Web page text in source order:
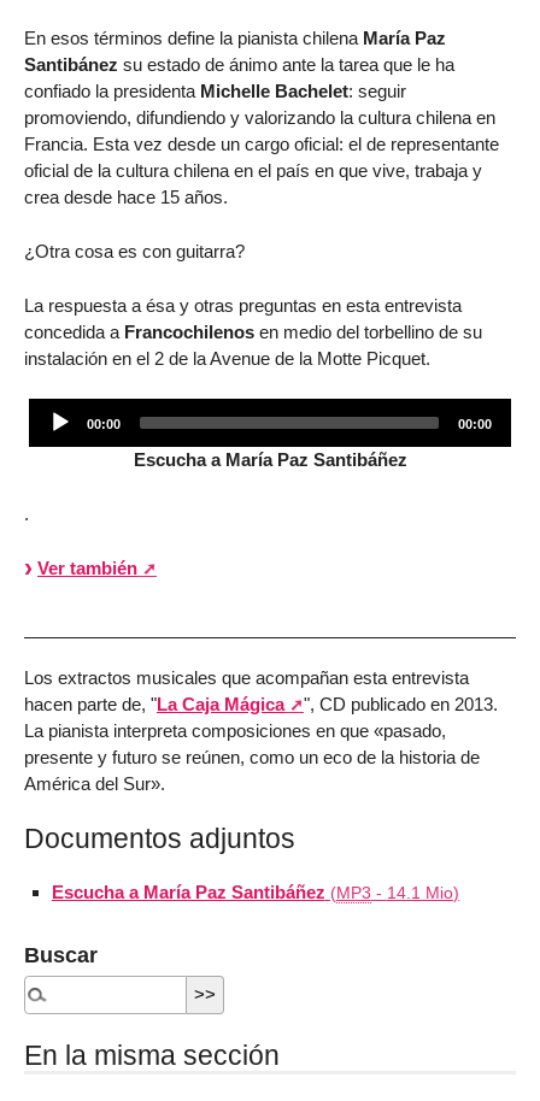
En esos términos define la pianista chilena María Paz
Santibánez su estado de ánimo ante la tarea que le ha
confiado la presidenta Michelle Bachelet: seguir
promoviendo, difundiendo y valorizando la cultura chilena en
Francia. Esta vez desde un cargo oficial: el de representante
oficial de la cultura chilena en el país en que vive, trabaja y
crea desde hace 15 años.
¿Otra cosa es con guitarra?
La respuesta a ésa y otras preguntas en esta entrevista
concedida a Francochilenos en medio del torbellino de su
instalación en el 2 de la Avenue de la Motte Picquet.
00:00 00:00
Escucha a María Paz Santibáñez
.
Ver también
Los extractos musicales que acompañan esta entrevista
hacen parte de, "La Caja Mágica
", CD publicado en 2013.
La pianista interpreta composiciones en que «pasado,
presente y futuro se reúnen, como un eco de la historia de
América del Sur».
Documentos adjuntos
Escucha a María Paz Santibáñez (MP3 - 14.1 Mio)
Buscar
En la misma sección